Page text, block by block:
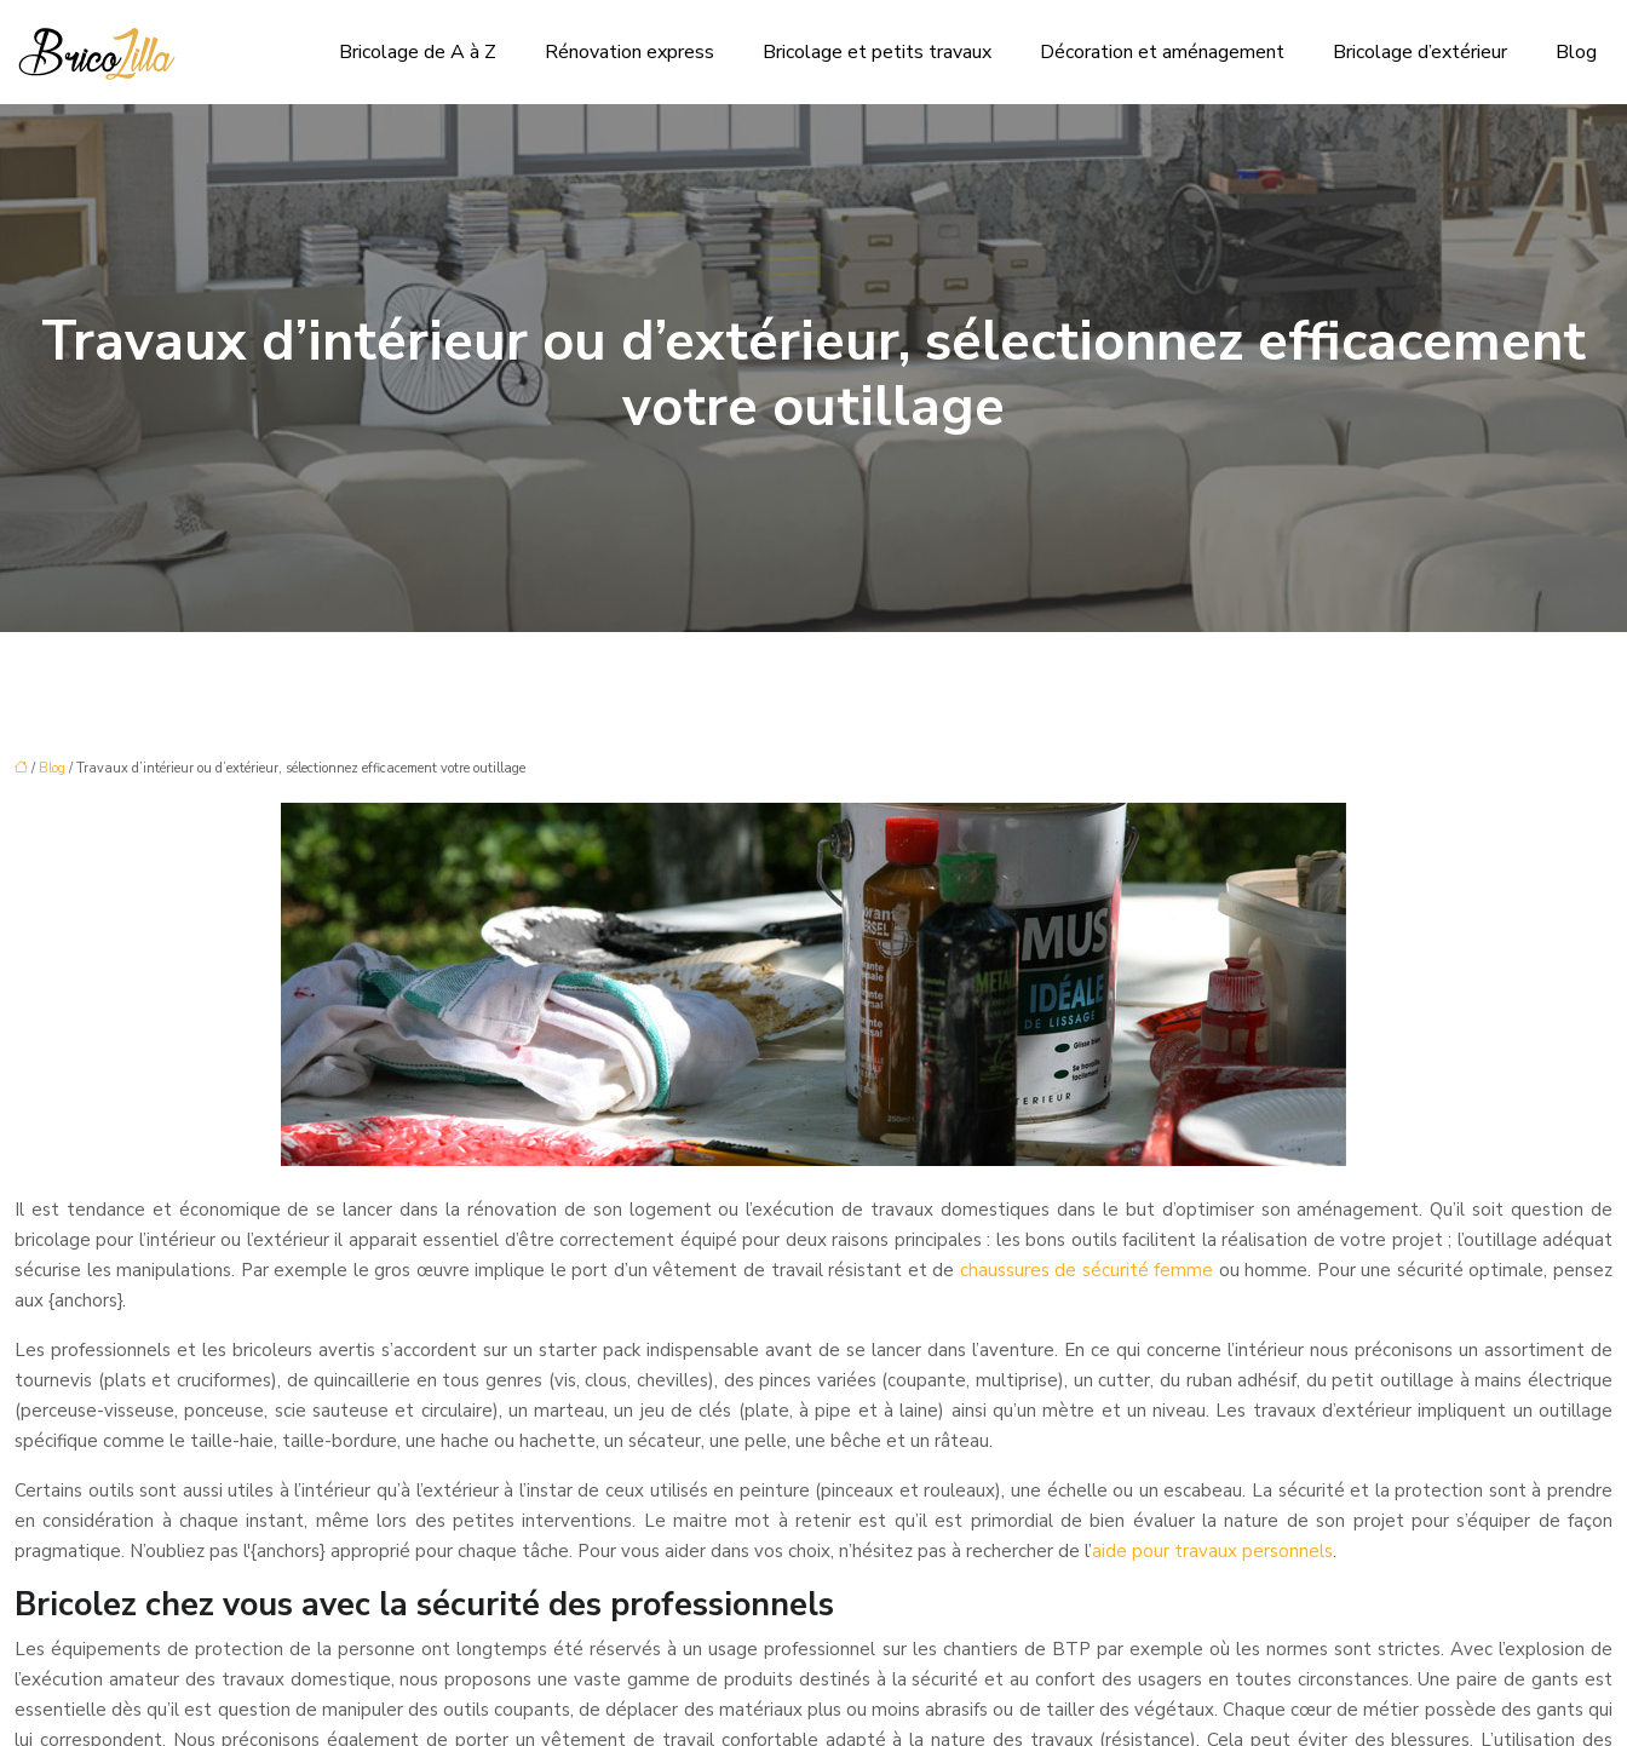
Bricolage de A à Z Rénovation express Bricolage et petits travaux Décoration et aménagement Bricolage d’extérieur Blog
Travaux d’intérieur ou d’extérieur, sélectionnez efficacement
votre outillage
/ Blog / Travaux d’intérieur ou d’extérieur, sélectionnez efficacement votre outillage
Il est tendance et économique de se lancer dans la rénovation de son logement ou l’exécution de travaux domestiques dans le but d’optimiser son aménagement. Qu’il soit question de
bricolage pour l’intérieur ou l’extérieur il apparait essentiel d’être correctement équipé pour deux raisons principales : les bons outils facilitent la réalisation de votre projet ; l’outillage adéquat
sécurise les manipulations. Par exemple le gros œuvre implique le port d’un vêtement de travail résistant et de chaussures de sécurité femme ou homme. Pour une sécurité optimale, pensez
aux {anchors}.
Les professionnels et les bricoleurs avertis s’accordent sur un starter pack indispensable avant de se lancer dans l’aventure. En ce qui concerne l’intérieur nous préconisons un assortiment de
tournevis (plats et cruciformes), de quincaillerie en tous genres (vis, clous, chevilles), des pinces variées (coupante, multiprise), un cutter, du ruban adhésif, du petit outillage à mains électrique
(perceuse-visseuse, ponceuse, scie sauteuse et circulaire), un marteau, un jeu de clés (plate, à pipe et à laine) ainsi qu’un mètre et un niveau. Les travaux d’extérieur impliquent un outillage
spécifique comme le taille-haie, taille-bordure, une hache ou hachette, un sécateur, une pelle, une bêche et un râteau.
Certains outils sont aussi utiles à l’intérieur qu’à l’extérieur à l’instar de ceux utilisés en peinture (pinceaux et rouleaux), une échelle ou un escabeau. La sécurité et la protection sont à prendre
en considération à chaque instant, même lors des petites interventions. Le maitre mot à retenir est qu’il est primordial de bien évaluer la nature de son projet pour s’équiper de façon
pragmatique. N’oubliez pas l'{anchors} approprié pour chaque tâche. Pour vous aider dans vos choix, n’hésitez pas à rechercher de l’aide pour travaux personnels.
Bricolez chez vous avec la sécurité des professionnels
Les équipements de protection de la personne ont longtemps été réservés à un usage professionnel sur les chantiers de BTP par exemple où les normes sont strictes. Avec l’explosion de
l’exécution amateur des travaux domestique, nous proposons une vaste gamme de produits destinés à la sécurité et au confort des usagers en toutes circonstances. Une paire de gants est
essentielle dès qu’il est question de manipuler des outils coupants, de déplacer des matériaux plus ou moins abrasifs ou de tailler des végétaux. Chaque cœur de métier possède des gants qui
lui correspondent. Nous préconisons également de porter un vêtement de travail confortable adapté à la nature des travaux (résistance). Cela peut éviter des blessures. L’utilisation des